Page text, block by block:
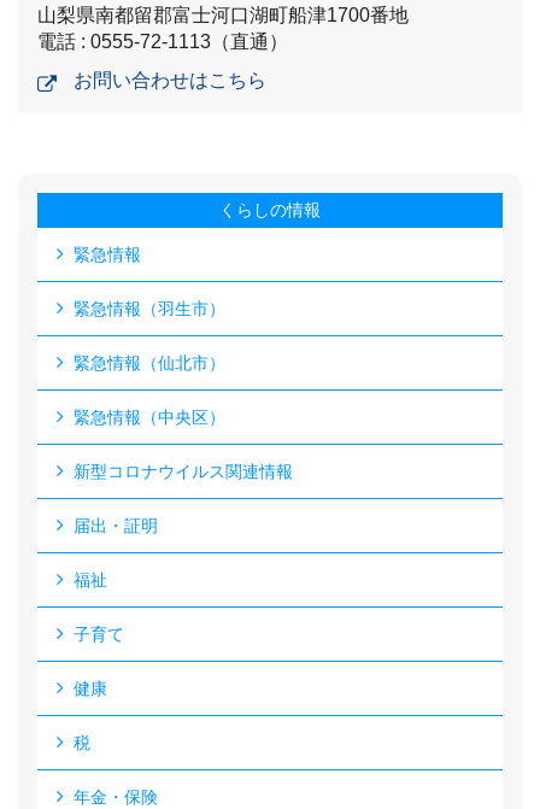
山梨県南都留郡富士河口湖町船津1700番地
電話 : 0555-72-1113（直通）
お問い合わせはこちら
くらしの情報
緊急情報
緊急情報（羽生市）
緊急情報（仙北市）
緊急情報（中央区）
新型コロナウイルス関連情報
届出・証明
福祉
子育て
健康
税
年金・保険